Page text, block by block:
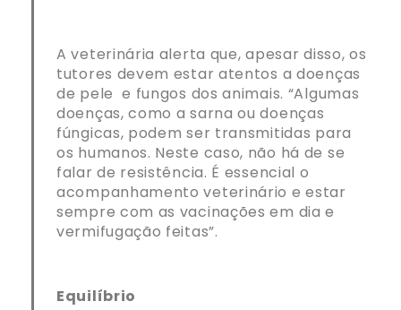
A veterinária alerta que, apesar disso, os
tutores devem estar atentos a doenças
de pele e fungos dos animais. “Algumas
doenças, como a sarna ou doenças
fúngicas, podem ser transmitidas para
os humanos. Neste caso, não há de se
falar de resistência. É essencial o
acompanhamento veterinário e estar
sempre com as vacinações em dia e
vermifugação feitas”.
Equilíbrio